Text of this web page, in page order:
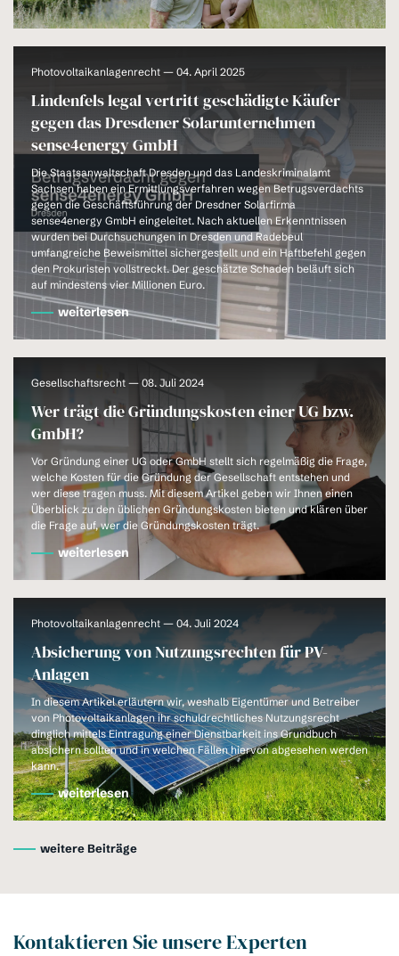
Photovoltaikanlagenrecht — 04. April 2025
Lindenfels legal vertritt geschädigte Käufer
gegen das Dresdener Solarunternehmen
sense4energy GmbH
Die Staatsanwaltschaft Dresden und das Landeskriminalamt
Sachsen haben ein Ermittlungsverfahren wegen Betrugsverdachts
gegen die Geschäftsführung der Dresdner Solarfirma
sense4energy GmbH eingeleitet. Nach aktuellen Erkenntnissen
wurden bei Durchsuchungen in Dresden und Radebeul
umfangreiche Beweismittel sichergestellt und ein Haftbefehl gegen
den Prokuristen vollstreckt. Der geschätzte Schaden beläuft sich
auf mindestens vier Millionen Euro.
weiterlesen
Gesellschaftsrecht — 08. Juli 2024
Wer trägt die Gründungskosten einer UG bzw.
GmbH?
Vor Gründung einer UG oder GmbH stellt sich regelmäßig die Frage,
welche Kosten für die Gründung der Gesellschaft entstehen und
wer diese tragen muss. Mit diesem Artikel geben wir Ihnen einen
Überblick zu den üblichen Gründungskosten bieten und klären über
die Frage auf, wer die Gründungskosten trägt.
weiterlesen
Photovoltaikanlagenrecht — 04. Juli 2024
Absicherung von Nutzungsrechten für PV-
Anlagen
In diesem Artikel erläutern wir, weshalb Eigentümer und Betreiber
von Photovoltaikanlagen ihr schuldrechtliches Nutzungsrecht
dinglich mittels Eintragung einer Dienstbarkeit ins Grundbuch
absichern sollten und in welchen Fällen hiervon abgesehen werden
kann.
weiterlesen
weitere Beiträge
Kontaktieren Sie unsere Experten